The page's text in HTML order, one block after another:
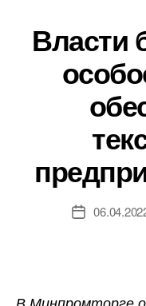
Власти
Дата
В Минпромторге